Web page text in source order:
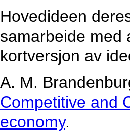
Hovedideen
samarbeide med
kortversjon av
A. M.
Competitive and
economy.